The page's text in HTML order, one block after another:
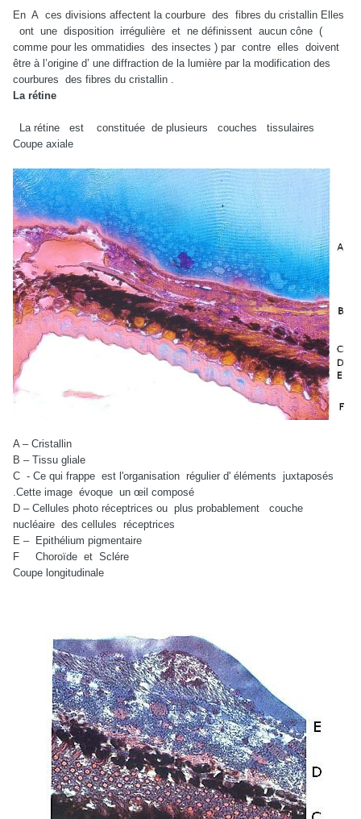
En A ces divisions affectent la courbure des fibres du cristallin Elles
ont une disposition irrégulière et ne définissent aucun cône (
comme pour les ommatidies des insectes ) par contre elles doivent
être à l’origine d’ une diffraction de la lumière par la modification des
courbures des fibres du cristallin .
La rétine
La rétine est constituée de plusieurs couches
tissulaires
Coupe axiale
A – Cristallin
B – Tissu gliale
C - Ce qui frappe est l'organisation régulier d' éléments juxtaposés
.Cette image évoque un œil composé
D – Cellules photo réceptrices ou plus probablement
couche
nucléaire des cellules réceptrices
E – Epithélium pigmentaire
F
Choroïde et Sclére
Coupe longitudinale